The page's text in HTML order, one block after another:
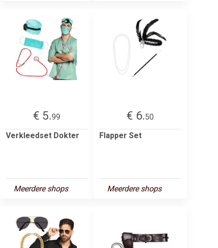
€ 5.99
Verkleedset Dokter
Meerdere shops
€ 6.50
Flapper Set
Meerdere shops